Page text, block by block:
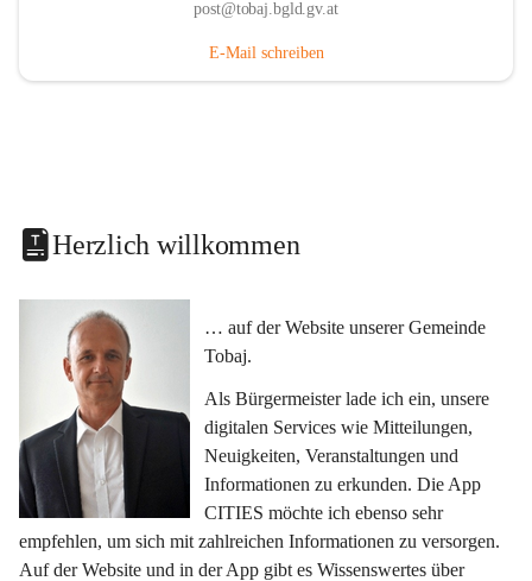
post@tobaj.bgld.gv.at
E-Mail schreiben
Herzlich willkommen
… auf der Website unserer Gemeinde
Tobaj.
Als Bürgermeister lade ich ein, unsere
digitalen Services wie Mitteilungen,
Neuigkeiten, Veranstaltungen und
Informationen zu erkunden. Die App
CITIES möchte ich ebenso sehr
empfehlen, um sich mit zahlreichen Informationen zu versorgen.
Auf der Website und in der App gibt es Wissenswertes über